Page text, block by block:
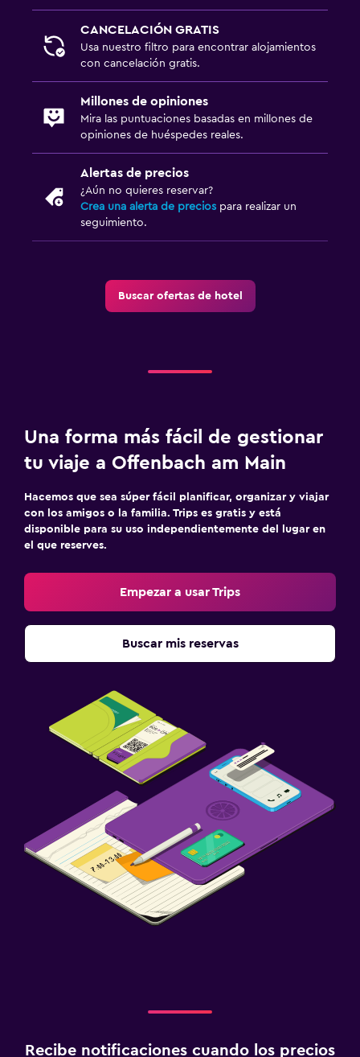
CANCELACIÓN GRATIS
Usa nuestro filtro para encontrar alojamientos
con cancelación gratis.
Millones de opiniones
Mira las puntuaciones basadas en millones de
opiniones de huéspedes reales.
Alertas de precios
¿Aún no quieres reservar?
Crea una alerta de precios para realizar un
seguimiento.
Buscar ofertas de hotel
Una forma más fácil de gestionar
tu viaje a Offenbach am Main
Hacemos que sea súper fácil planificar, organizar y viajar
con los amigos o la familia. Trips es gratis y está
disponible para su uso independientemente del lugar en
el que reserves.
Empezar a usar Trips
Buscar mis reservas
Recibe notificaciones cuando los precios